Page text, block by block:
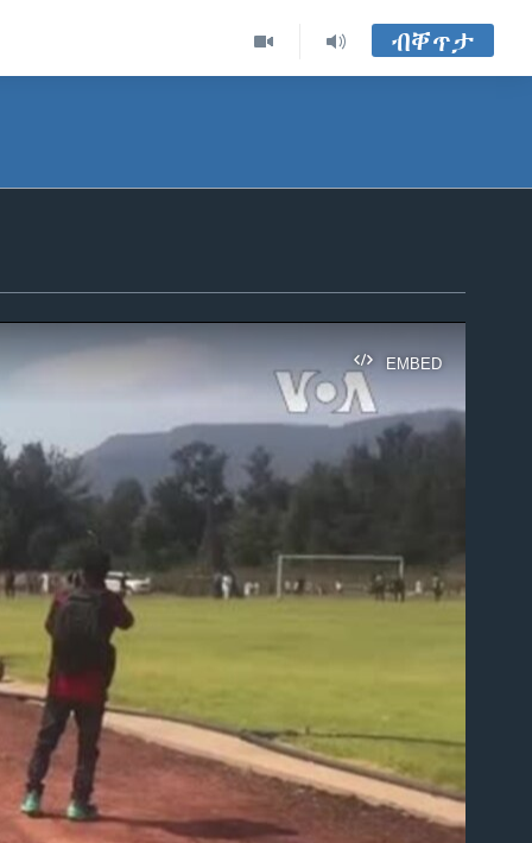
ብቐጥታ
EMBED